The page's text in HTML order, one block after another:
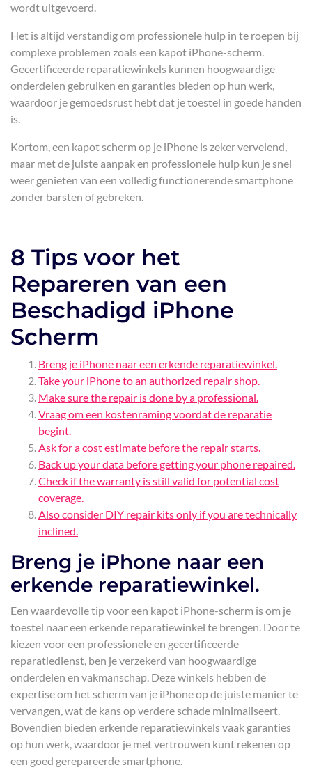
wordt uitgevoerd.
Het is altijd verstandig om professionele hulp in te roepen bij
complexe problemen zoals een kapot iPhone-scherm.
Gecertificeerde reparatiewinkels kunnen hoogwaardige
onderdelen gebruiken en garanties bieden op hun werk,
waardoor je gemoedsrust hebt dat je toestel in goede handen
is.
Kortom, een kapot scherm op je iPhone is zeker vervelend,
maar met de juiste aanpak en professionele hulp kun je snel
weer genieten van een volledig functionerende smartphone
zonder barsten of gebreken.
8 Tips voor het
Repareren van een
Beschadigd iPhone
Scherm
Breng je iPhone naar een erkende reparatiewinkel.
Take your iPhone to an authorized repair shop.
Make sure the repair is done by a professional.
Vraag om een kostenraming voordat de reparatie
begint.
Ask for a cost estimate before the repair starts.
Back up your data before getting your phone repaired.
Check if the warranty is still valid for potential cost
coverage.
Also consider DIY repair kits only if you are technically
inclined.
Breng je iPhone naar een
erkende reparatiewinkel.
Een waardevolle tip voor een kapot iPhone-scherm is om je
toestel naar een erkende reparatiewinkel te brengen. Door te
kiezen voor een professionele en gecertificeerde
reparatiedienst, ben je verzekerd van hoogwaardige
onderdelen en vakmanschap. Deze winkels hebben de
expertise om het scherm van je iPhone op de juiste manier te
vervangen, wat de kans op verdere schade minimaliseert.
Bovendien bieden erkende reparatiewinkels vaak garanties
op hun werk, waardoor je met vertrouwen kunt rekenen op
een goed gerepareerde smartphone.